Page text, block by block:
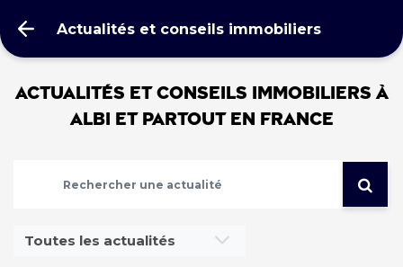
Actualités et conseils immobiliers
Actualités et conseils immobiliers à
ALBI et partout en France
Toutes les actualités